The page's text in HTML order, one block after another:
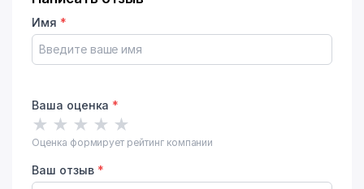
Имя *
Ваша оценка *
★ ★ ★ ★ ★
Оценка формирует рейтинг компании
Ваш отзыв *